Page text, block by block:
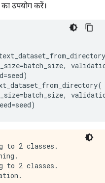
का उपयोग करें।
=batch_size,
=seed)
(
=batch_size,
=seed)
to 2 classes.
to 2 classes.